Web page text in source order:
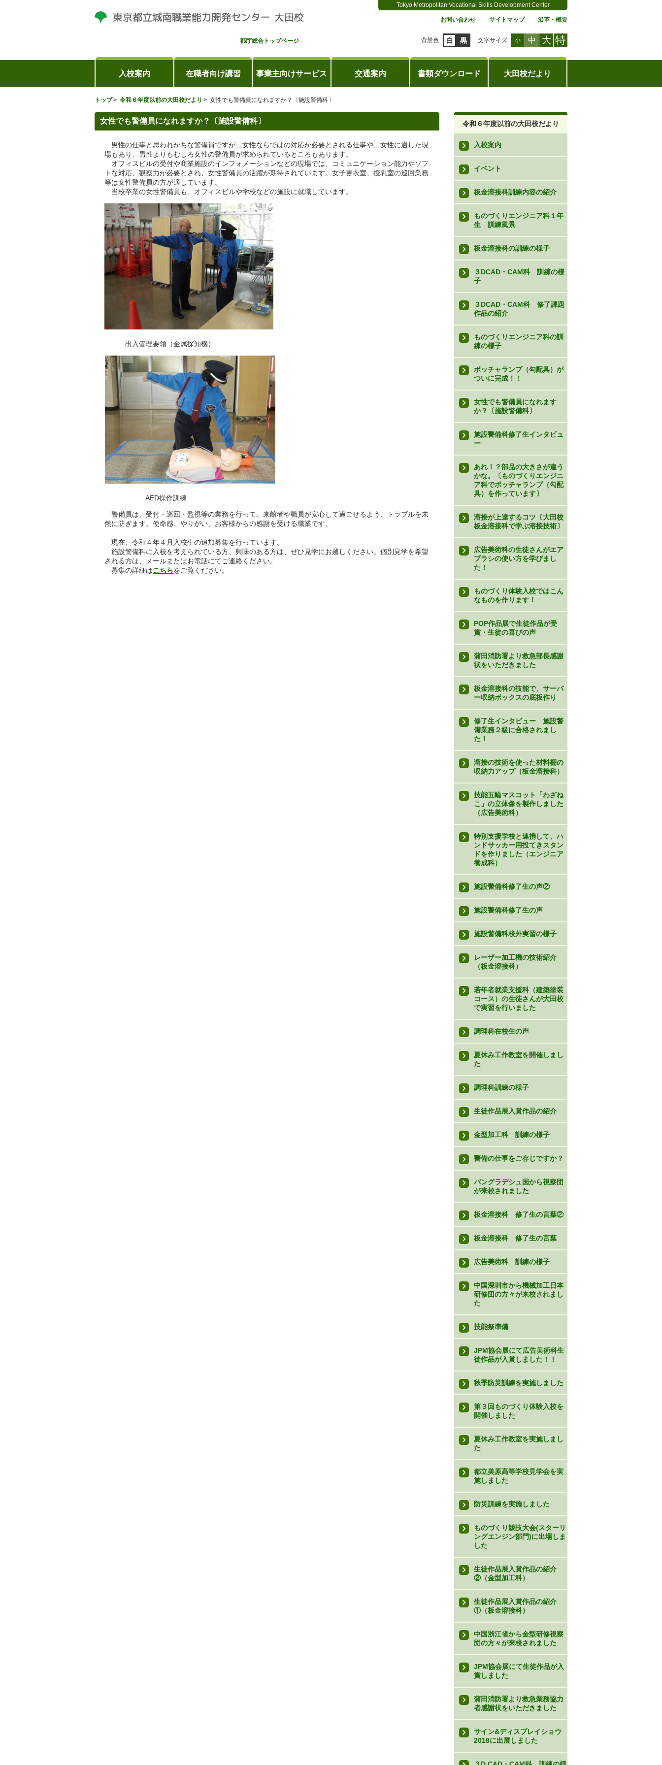
Tokyo Metropolitan Vocational Skills Development Center
入校案内 在職者向け講習 事業主向けサービス 交通案内 書類ダウンロード 大田校だより
背景色 白 黒 文字サイズ 小 中 大 特
お問い合わせ サイトマップ 沿革・概要
都庁総合トップページ
トップ 令和６年度以前の大田校だより 女性でも警備員になれますか？〔施設警備科〕
女性でも警備員になれますか？〔施設警備科〕
男性の仕事と思われがちな警備員ですが、女性ならではの対応が必要とされる仕事や、女性に適した現
場もあり、男性よりもむしろ女性の警備員が求められているところもあります。
オフィスビルの受付や商業施設のインフォメーションなどの現場では、コミュニケーション能力やソフ
トな対応、観察力が必要とされ、女性警備員の活躍が期待されています。女子更衣室、授乳室の巡回業務
等は女性警備員の方が適しています。
当校卒業の女性警備員も、オフィスビルや学校などの施設に就職しています。
出入管理要領（金属探知機）
AED操作訓練
警備員は、受付・巡回・監視等の業務を行って、来館者や職員が安心して過ごせるよう、トラブルを未
然に防ぎます。使命感、やりがい、お客様からの感謝を受ける職業です。
現在、令和４年４月入校生の追加募集を行っています。
施設警備科に入校を考えられている方、興味のある方は、ぜひ見学にお越しください。個別見学を希望
される方は、メールまたはお電話にてご連絡ください。
募集の詳細はこちらをご覧ください。
令和６年度以前の大田校だより
入校案内
イベント
板金溶接科訓練内容の紹介
ものづくりエンジニア科１年
生 訓練風景
板金溶接科の訓練の様子
３DCAD・CAM科 訓練の様
子
３DCAD・CAM科 修了課題
作品の紹介
ものづくりエンジニア科の訓
練の様子
ボッチャランプ（勾配具）が
ついに完成！！
女性でも警備員になれます
か？〔施設警備科〕
施設警備科修了生インタビュ
ー
あれ！？部品の大きさが違う
かな。〔ものづくりエンジニ
ア科でボッチャランプ（勾配
具）を作っています〕
溶接が上達するコツ〔大田校
板金溶接科で学ぶ溶接技術〕
広告美術科の生徒さんがエア
ブラシの使い方を学びまし
た！
ものづくり体験入校ではこん
なものを作ります！
POP作品展で生徒作品が受
賞・生徒の喜びの声
蒲田消防署より救急部長感謝
状をいただきました
板金溶接科の技能で、サーバ
ー収納ボックスの底板作り
修了生インタビュー 施設警
備業務２級に合格されまし
た！
溶接の技術を使った材料棚の
収納力アップ（板金溶接科）
技能五輪マスコット「わざね
こ」の立体像を製作しました
（広告美術科）
特別支援学校と連携して、ハ
ンドサッカー用投てきスタン
ドを作りました（エンジニア
養成科）
施設警備科修了生の声②
施設警備科修了生の声
施設警備科校外実習の様子
レーザー加工機の技術紹介
（板金溶接科）
若年者就業支援科（建築塗装
コース）の生徒さんが大田校
で実習を行いました
調理科在校生の声
夏休み工作教室を開催しまし
た
調理科訓練の様子
生徒作品展入賞作品の紹介
金型加工科 訓練の様子
警備の仕事をご存じですか？
バングラデシュ国から視察団
が来校されました
板金溶接科 修了生の言葉②
板金溶接科 修了生の言葉
広告美術科 訓練の様子
中国深圳市から機械加工日本
研修団の方々が来校されまし
た
技能祭準備
JPM協会展にて広告美術科生
徒作品が入賞しました！！
秋季防災訓練を実施しました
第３回ものづくり体験入校を
開催しました
夏休み工作教室を実施しまし
た
都立美原高等学校見学会を実
施しました
防災訓練を実施しました
ものづくり競技大会(スターリ
ングエンジン部門)に出場しま
した
生徒作品展入賞作品の紹介
②（金型加工科）
生徒作品展入賞作品の紹介
①（板金溶接科）
中国浙江省から金型研修視察
団の方々が来校されました
JPM協会展にて生徒作品が入
賞しました
蒲田消防署より救急業務協力
者感謝状をいただきました
サイン&ディスプレイショウ
2018に出展しました